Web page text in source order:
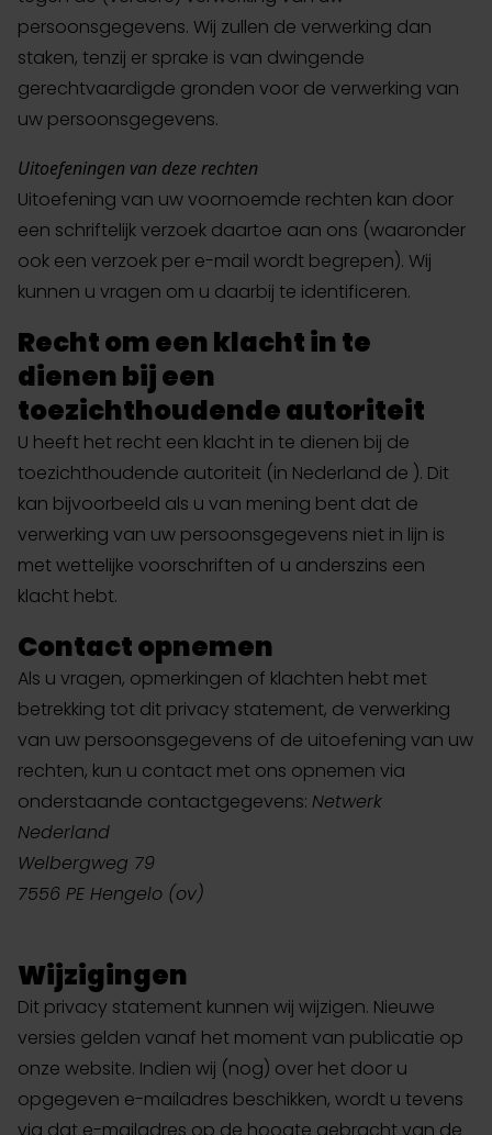
persoonsgegevens. Wij zullen de verwerking dan
staken, tenzij er sprake is van dwingende
gerechtvaardigde gronden voor de verwerking van
uw persoonsgegevens.
Uitoefeningen van deze rechten
Uitoefening van uw voornoemde rechten kan door
een schriftelijk verzoek daartoe aan ons (waaronder
ook een verzoek per e-mail wordt begrepen). Wij
kunnen u vragen om u daarbij te identificeren.
Recht om een klacht in te
dienen bij een
toezichthoudende autoriteit
U heeft het recht een klacht in te dienen bij de
toezichthoudende autoriteit (in Nederland de ). Dit
kan bijvoorbeeld als u van mening bent dat de
verwerking van uw persoonsgegevens niet in lijn is
met wettelijke voorschriften of u anderszins een
klacht hebt.
Contact opnemen
Als u vragen, opmerkingen of klachten hebt met
betrekking tot dit privacy statement, de verwerking
van uw persoonsgegevens of de uitoefening van uw
rechten, kun u contact met ons opnemen via
onderstaande contactgegevens: Netwerk
Nederland
Welbergweg 79
7556 PE Hengelo (ov)
Wijzigingen
Dit privacy statement kunnen wij wijzigen. Nieuwe
versies gelden vanaf het moment van publicatie op
onze website. Indien wij (nog) over het door u
opgegeven e-mailadres beschikken, wordt u tevens